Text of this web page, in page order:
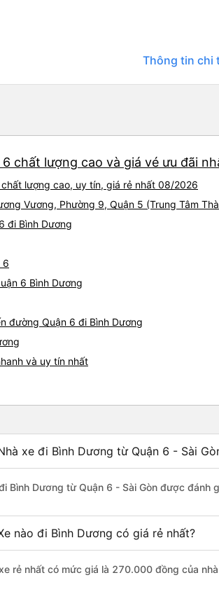
Thông tin chi
chất lượng cao và giá vé ưu đãi
lượng cao, uy tín, giá rẻ nhất 08/2026
Vương, Phường 9, Quận 5 (Trung Tâm
đi Bình Dương
6
6 Bình Dương
đường Quận 6 đi Bình Dương
và uy tín nhất
xe đi Bình Dương từ Quận 6 - Sài
Bình Dương từ Quận 6 - Sài Gòn được
nào đi Bình Dương có giá rẻ nhất?
rẻ nhất có mức giá là 270.000 đồng của